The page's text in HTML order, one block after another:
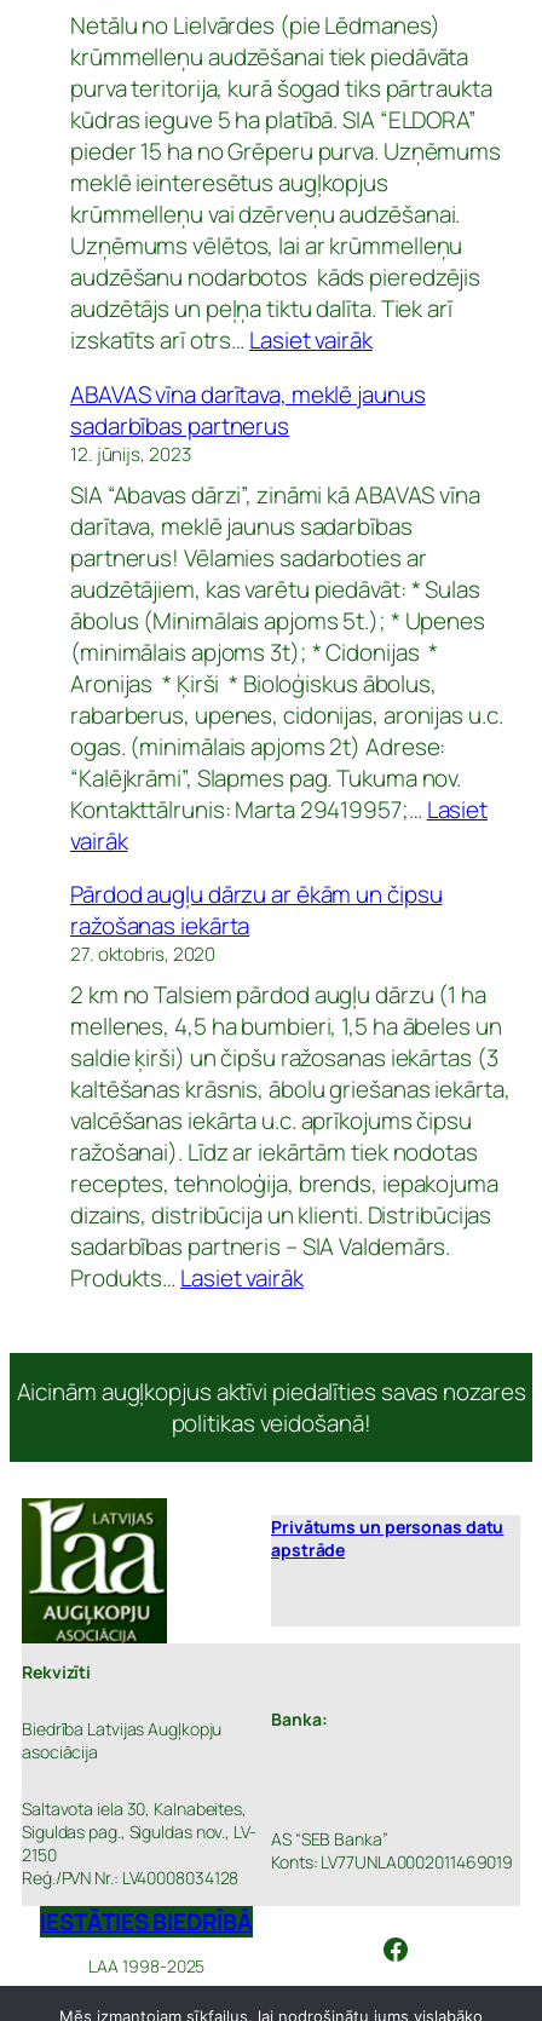
Netālu no Lielvārdes (pie Lēdmanes)
krūmmelleņu audzēšanai tiek piedāvāta
purva teritorija, kurā šogad tiks pārtraukta
kūdras ieguve 5 ha platībā. SIA “ELDORA”
pieder 15 ha no Grēperu purva. Uzņēmums
meklē ieinteresētus augļkopjus
krūmmelleņu vai dzērveņu audzēšanai.
Uzņēmums vēlētos, lai ar krūmmelleņu
audzēšanu nodarbotos kāds pieredzējis
audzētājs un peļņa tiktu dalīta. Tiek arī
izskatīts arī otrs… Lasiet vairāk:
piedāvāts
krūmmelleņu
vai
dzērveņu
audzēšanai
ABAVAS vīna darītava, meklē jaunus
sadarbības partnerus
12. jūnijs, 2023
SIA “Abavas dārzi”, zināmi kā ABAVAS vīna
darītava, meklē jaunus sadarbības
partnerus! Vēlamies sadarboties ar
audzētājiem, kas varētu piedāvāt: * Sulas
ābolus (Minimālais apjoms 5t.); * Upenes
(minimālais apjoms 3t); * Cidonijas *
Aronijas * Ķirši * Bioloģiskus ābolus,
rabarberus, upenes, cidonijas, aronijas u.c.
ogas. (minimālais apjoms 2t) Adrese:
“Kalējkrāmi”, Slapmes pag. Tukuma nov.
Kontakttālrunis: Marta 29419957;… Lasiet
vairāk:
vīna
darītava,
meklē
jaunus
sadarbības
partnerus
Pārdod augļu dārzu ar ēkām un čipsu
ražošanas iekārta
27. oktobris, 2020
2 km no Talsiem pārdod augļu dārzu (1 ha
mellenes, 4,5 ha bumbieri, 1,5 ha ābeles un
saldie ķirši) un čipšu ražosanas iekārtas (3
kaltēšanas krāsnis, ābolu griešanas iekārta,
valcēšanas iekārta u.c. aprīkojums čipsu
ražošanai). Līdz ar iekārtām tiek nodotas
receptes, tehnoloģija, brends, iepakojuma
dizains, distribūcija un klienti. Distribūcijas
sadarbības partneris – SIA Valdemārs.
Produkts… Lasiet vairāk:
ar
ēkām
un
ražošanas
iekārta
Aicinām augļkopjus aktīvi piedalīties savas nozares
politikas veidošanā!
Privātums un personas datu
apstrāde
Rekvizīti
Biedrība Latvijas Augļkopju
asociācija
Saltavota iela 30, Kalnabeites,
Siguldas pag., Siguldas nov., LV-
2150
Reģ./PVN Nr.: LV40008034128
Banka:
AS “SEB Banka”
Konts: LV77UNLA0002011469019
IESTĀTIES BIEDRĪBĀ
LAA 1998-2025 Facebook
Mēs izmantojam sīkfailus, lai nodrošinātu jums vislabāko